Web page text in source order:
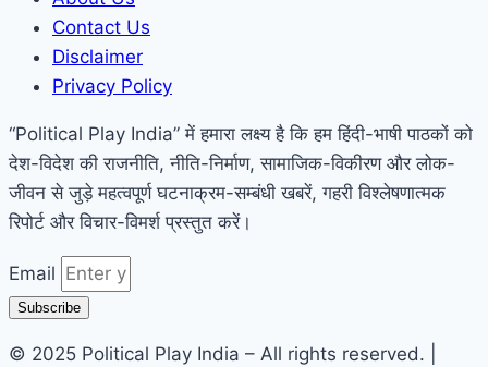
Contact Us
Disclaimer
Privacy Policy
“Political Play India” में हमारा लक्ष्य है कि हम हिंदी-भाषी पाठकों को
देश-विदेश की राजनीति, नीति-निर्माण, सामाजिक-विकीरण और लोक-
जीवन से जुड़े महत्वपूर्ण घटनाक्रम-सम्बंधी खबरें, गहरी विश्लेषणात्मक
रिपोर्ट और विचार-विमर्श प्रस्तुत करें।
Email
Subscribe
© 2025 Political Play India – All rights reserved. |